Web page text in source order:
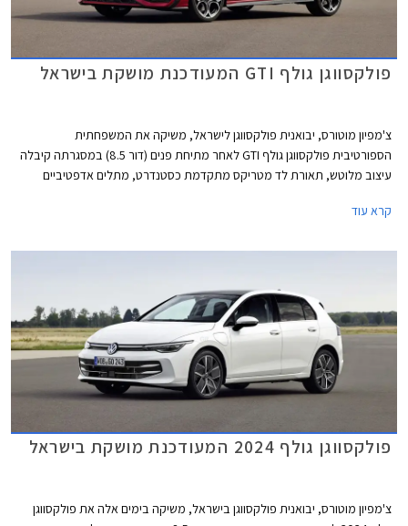
פולקסווגן גולף GTI המעודכנת מושקת בישראל
צ'מפיון מוטורס, יבואנית פולקסווגן לישראל, משיקה את המשפחתית
הספורטיבית פולקסווגן גולף GTI לאחר מתיחת פנים (דור 8.5) במסגרתה קיבלה
עיצוב מלוטש, תאורת לד מטריקס מתקדמת כסטנדרט, מתלים אדפטיביים
45,000 ₪ ביחס לדגם היוצא ועומד כעת על 299,900 ₪.
קרא עוד
פולקסווגן גולף 2024 המעודכנת מושקת בישראל
צ'מפיון מוטורס, יבואנית פולקסווגן בישראל, משיקה בימים אלה את פולקסווגן